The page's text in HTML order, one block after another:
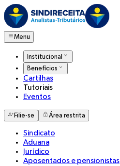
Menu
Institucional
Benefícios
Cartilhas
Tutoriais
Eventos
Filie-se Área restrita
Sindicato
Aduana
Jurídico
Aposentados e pensionistas